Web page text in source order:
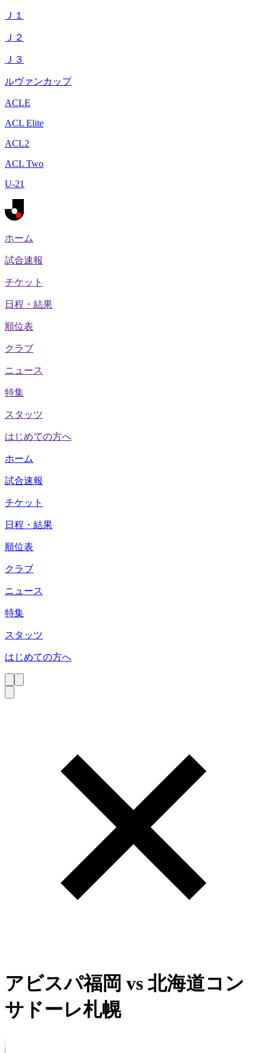
Ｊ１
Ｊ２
Ｊ３
ルヴァンカップ
ACLE
ACL Elite
ACL2
ACL Two
U-21
ホーム
試合速報
チケット
日程・結果
順位表
クラブ
ニュース
特集
スタッツ
はじめての方へ
ホーム
試合速報
チケット
日程・結果
順位表
クラブ
ニュース
特集
スタッツ
はじめての方へ
アビスパ福岡 vs 北海道コン
サドーレ札幌